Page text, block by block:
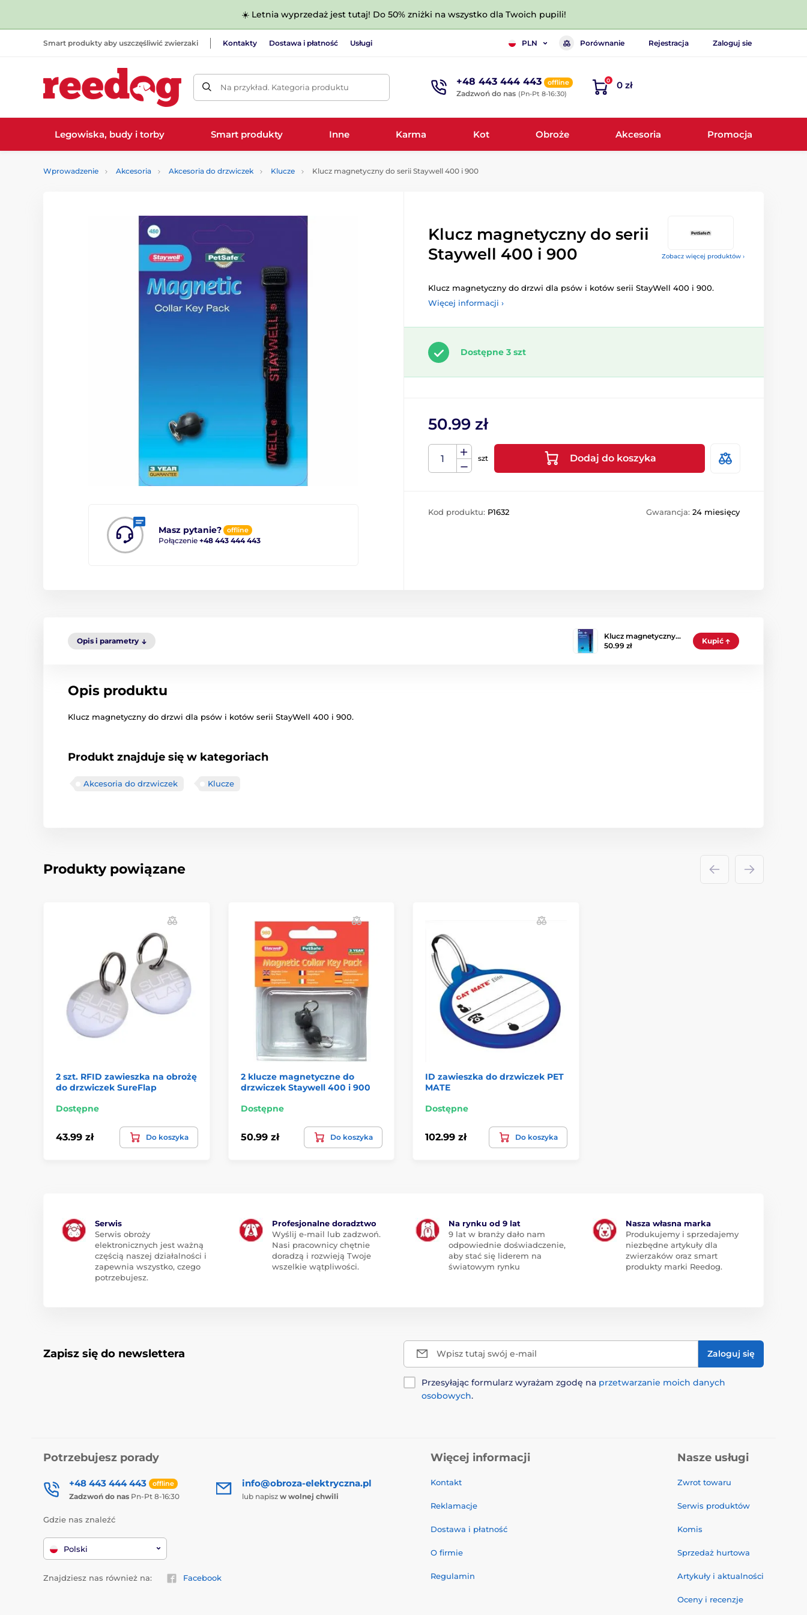
☀️ Letnia wyprzedaż jest tutaj! Do 50% zniżki na wszystko dla Twoich pupili!
Smart produkty aby uszczęśliwić zwierzaki Kontakty Dostawa i płatność Usługi PLN Porównanie Rejestracja Zaloguj sie
Na przykład. Kategoria produktu +48 443 444 443 offline
Zadzwoń do nas (Pn-Pt 8-16:30)
0 0 zł
Legowiska, budy i torby Smart produkty Inne Karma Kot Obroże Akcesoria Promocja
Wprowadzenie Akcesoria Akcesoria do drzwiczek Klucze Klucz magnetyczny do serii Staywell 400 i 900
Zobacz więcej produktów ›
Masz pytanie? offline
Połączenie +48 443 444 443
Klucz magnetyczny do serii
Staywell 400 i 900
Klucz magnetyczny do drzwi dla psów i kotów serii StayWell 400 i 900.
Więcej informacji ›
Dostępne 3 szt
50.99 zł
szt Dodaj do koszyka
Kod produktu: P1632 Gwarancja: 24 miesięcy
Opis i parametry
Klucz magnetyczny…
50.99 zł
Kupić
Opis produktu
Klucz magnetyczny do drzwi dla psów i kotów serii StayWell 400 i 900.
Produkt znajduje się w kategoriach
Akcesoria do drzwiczek Klucze
Produkty powiązane
2 szt. RFID zawieszka na obrożę
do drzwiczek SureFlap
Dostępne
43.99 zł Do koszyka
2 klucze magnetyczne do
drzwiczek Staywell 400 i 900
Dostępne
50.99 zł Do koszyka
ID zawieszka do drzwiczek PET
MATE
Dostępne
102.99 zł Do koszyka
Serwis
Serwis obroży
elektronicznych jest ważną
częścią naszej działalności i
zapewnia wszystko, czego
potrzebujesz.
Profesjonalne doradztwo
Wyślij e-mail lub zadzwoń.
Nasi pracownicy chętnie
doradzą i rozwieją Twoje
wszelkie wątpliwości.
Na rynku od 9 lat
9 lat w branży dało nam
odpowiednie doświadczenie,
aby stać się liderem na
światowym rynku
Nasza własna marka
Produkujemy i sprzedajemy
niezbędne artykuły dla
zwierzaków oraz smart
produkty marki Reedog.
Zapisz się do newslettera Wpisz tutaj swój e-mail Zaloguj się
Przesyłając formularz wyrażam zgodę na przetwarzanie moich danych
osobowych.
Potrzebujesz porady
+48 443 444 443 offline
Zadzwoń do nas Pn-Pt 8-16:30
info@obroza-elektryczna.pl
lub napisz w wolnej chwili
Gdzie nas znaleźć
Polski
Znajdziesz nas również na: Facebook
Więcej informacji
Kontakt
Reklamacje
Dostawa i płatność
O firmie
Regulamin
Nasze usługi
Zwrot towaru
Serwis produktów
Komis
Sprzedaż hurtowa
Artykuły i aktualności
Oceny i recenzje